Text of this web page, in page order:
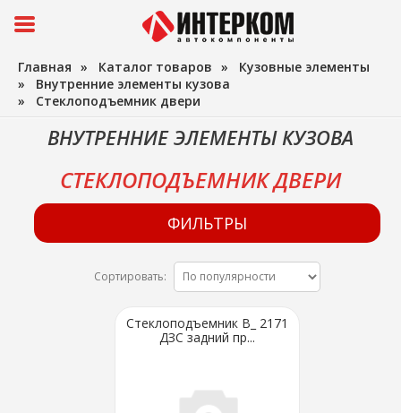
Главная » Каталог товаров » Кузовные элементы
» Внутренние элементы кузова
» Стеклоподъемник двери
ВНУТРЕННИЕ ЭЛЕМЕНТЫ КУЗОВА
СТЕКЛОПОДЪЕМНИК ДВЕРИ
ФИЛЬТРЫ
Сортировать:
Стеклоподъемник В_ 2171
ДЗС задний пр...